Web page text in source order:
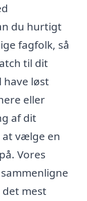
du hurtigt
fagfolk, så
til dit
have løst
eller
af dit
at vælge en
Vores
det mest